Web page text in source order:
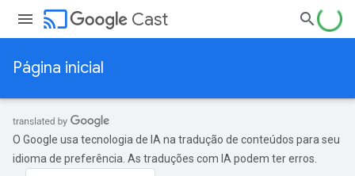
cast Cast
Página inicial
O Google usa tecnologia de IA na tradução de conteúdos para seu
idioma de preferência. As traduções com IA podem ter erros.